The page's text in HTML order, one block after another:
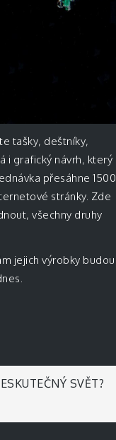
tašky, deštníky,
i grafický návrh, který
přesáhne 1500
stránky. Zde
všechny druhy
jejich výrobky budou
SVĚT?